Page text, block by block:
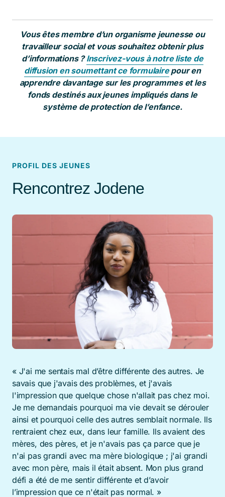
Vous êtes membre d’un organisme jeunesse ou
travailleur social et vous souhaitez obtenir plus
d’informations ?Inscrivez-vous à notre liste de
diffusion en soumettant ce formulairepour en
apprendre davantage sur les programmes et les
fonds destinés aux jeunes impliqués dans le
système de protection de l’enfance.
PROFIL DES JEUNES
Rencontrez Jodene
« J'ai me sentais mal d’être différente des autres. Je
savais que j'avais des problèmes, et j'avais
l'impression que quelque chose n'allait pas chez moi.
Je me demandais pourquoi ma vie devait se dérouler
ainsi et pourquoi celle des autres semblait normale. Ils
rentraient chez eux, dans leur famille. Ils avaient des
mères, des pères, et je n'avais pas ça parce que je
n'ai pas grandi avec ma mère biologique ; j'ai grandi
avec mon père, mais il était absent. Mon plus grand
défi a été de me sentir différente et d’avoir
l’impression que ce n'était pas normal. »